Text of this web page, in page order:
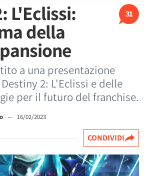
31
L'Eclissi:
della
a una presentazione
2: L'Eclissi e delle
per il futuro del franchise.
— 16/02/2023
CONDIVIDI